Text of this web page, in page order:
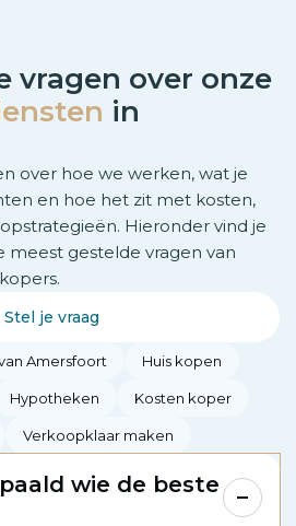
vragen over onze
in
over hoe we werken, wat je
en hoe het zit met kosten,
Hieronder vind je
gestelde vragen van
Stel je vraag
Amersfoort Huis kopen
Hypotheken Kosten koper
Verkoopklaar maken
wie de beste